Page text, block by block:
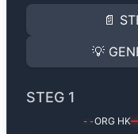
📄
Steg 1
Effekten ökar från
(+? hk & +? Nm).
Ger mer effekt,
Steg 1
💡
✅ All mjukvara är
✅ Felsökning
STEG 1
--ORG HK